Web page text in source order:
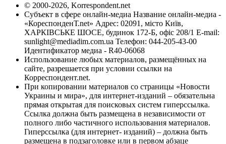
© 2000-2026, Korrespondent.net
Субъект в сфере онлайн-медиа Название онлайн-медиа -
«КореспонденТ.net» Адрес: 02091, місто Київ,
ХАРКІВСЬКЕ ШОСЕ, будинок 172-Б, офіс 208/1 E-mail:
sunlight@mediadim.com.ua Телефон: 044-205-43-00
Идентификатор медиа - R40-06068
Использование любых материалов, размещённых на
сайте, разрешается при условии ссылки на
Корреспондент.net.
При копировании материалов со страницы «Новости
Украины и мира», для интернет-изданий – обязательна
прямая открытая для поисковых систем гиперссылка.
Ссылка должна быть размещена в независимости от
полного либо частичного использования материалов.
Гиперссылка (для интернет- изданий) – должна быть
размещена в подзаголовке или в первом абзаце